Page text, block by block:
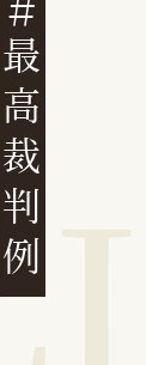
最高裁判例